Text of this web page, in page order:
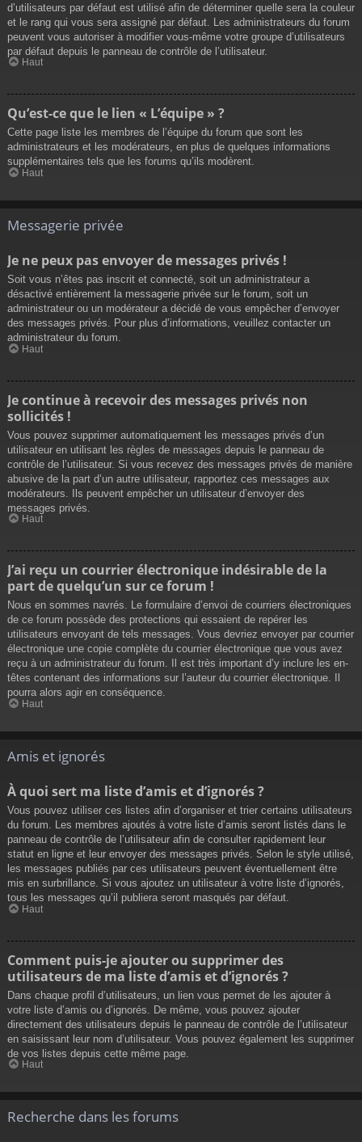
d’utilisateurs par défaut est utilisé afin de déterminer quelle sera la couleur
et le rang qui vous sera assigné par défaut. Les administrateurs du forum
peuvent vous autoriser à modifier vous-même votre groupe d’utilisateurs
par défaut depuis le panneau de contrôle de l’utilisateur.
Haut
Qu’est-ce que le lien « L’équipe » ?
Cette page liste les membres de l’équipe du forum que sont les
administrateurs et les modérateurs, en plus de quelques informations
supplémentaires tels que les forums qu’ils modèrent.
Haut
Messagerie privée
Je ne peux pas envoyer de messages privés !
Soit vous n’êtes pas inscrit et connecté, soit un administrateur a
désactivé entièrement la messagerie privée sur le forum, soit un
administrateur ou un modérateur a décidé de vous empêcher d’envoyer
des messages privés. Pour plus d’informations, veuillez contacter un
administrateur du forum.
Haut
Je continue à recevoir des messages privés non
sollicités !
Vous pouvez supprimer automatiquement les messages privés d’un
utilisateur en utilisant les règles de messages depuis le panneau de
contrôle de l’utilisateur. Si vous recevez des messages privés de manière
abusive de la part d’un autre utilisateur, rapportez ces messages aux
modérateurs. Ils peuvent empêcher un utilisateur d’envoyer des
messages privés.
Haut
J’ai reçu un courrier électronique indésirable de la
part de quelqu’un sur ce forum !
Nous en sommes navrés. Le formulaire d’envoi de courriers électroniques
de ce forum possède des protections qui essaient de repérer les
utilisateurs envoyant de tels messages. Vous devriez envoyer par courrier
électronique une copie complète du courrier électronique que vous avez
reçu à un administrateur du forum. Il est très important d’y inclure les en-
têtes contenant des informations sur l’auteur du courrier électronique. Il
pourra alors agir en conséquence.
Haut
Amis et ignorés
À quoi sert ma liste d’amis et d’ignorés ?
Vous pouvez utiliser ces listes afin d’organiser et trier certains utilisateurs
du forum. Les membres ajoutés à votre liste d’amis seront listés dans le
panneau de contrôle de l’utilisateur afin de consulter rapidement leur
statut en ligne et leur envoyer des messages privés. Selon le style utilisé,
les messages publiés par ces utilisateurs peuvent éventuellement être
mis en surbrillance. Si vous ajoutez un utilisateur à votre liste d’ignorés,
tous les messages qu’il publiera seront masqués par défaut.
Haut
Comment puis-je ajouter ou supprimer des
utilisateurs de ma liste d’amis et d’ignorés ?
Dans chaque profil d’utilisateurs, un lien vous permet de les ajouter à
votre liste d’amis ou d’ignorés. De même, vous pouvez ajouter
directement des utilisateurs depuis le panneau de contrôle de l’utilisateur
en saisissant leur nom d’utilisateur. Vous pouvez également les supprimer
de vos listes depuis cette même page.
Haut
Recherche dans les forums